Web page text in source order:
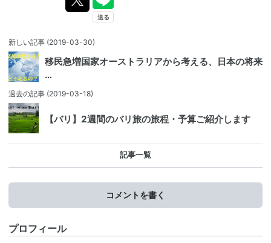
新しい記事 (2019-03-30)
移民急増国家オーストラリアから考える、日本の将来
…
過去の記事 (2019-03-18)
【バリ】2週間のバリ旅の旅程・予算ご紹介します
記事一覧
コメントを書く
プロフィール